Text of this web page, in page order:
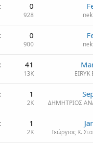
0
928
0
900
41
13K EIRYK
1
2K ΔΗΜΗΤΡΙΟΣ
1
2K Γεώργιος Κ.